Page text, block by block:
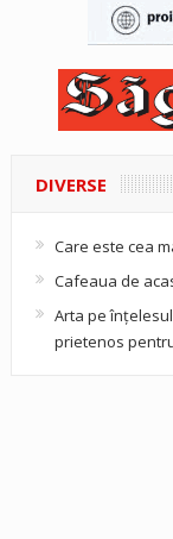
DIVERSE
Care este cea
Cafeaua de
Arta pe
prietenos